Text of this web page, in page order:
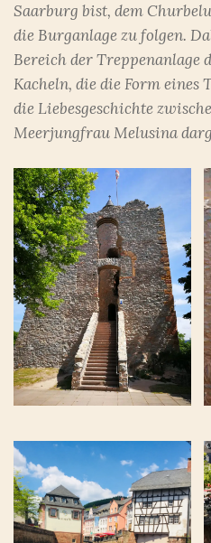
Saarburg bist, dem
die Burganlage zu folgen.
Bereich der Treppenanlage
Kacheln, die die Form eines
die Liebesgeschichte
Meerjungfrau Melusina